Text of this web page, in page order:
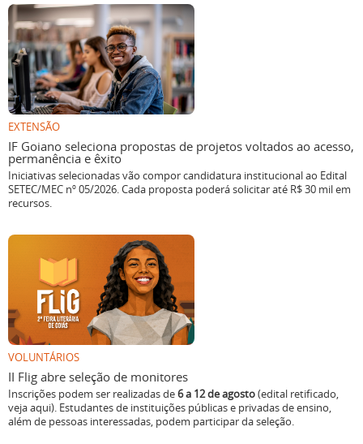
EXTENSÃO
IF Goiano seleciona propostas de projetos voltados ao acesso,
permanência e êxito
Iniciativas selecionadas vão compor candidatura institucional ao Edital
SETEC/MEC nº 05/2026. Cada proposta poderá solicitar até R$ 30 mil em
recursos.
VOLUNTÁRIOS
II Flig abre seleção de monitores
Inscrições podem ser realizadas de6 a 12 de agosto(edital retificado,
veja aqui). Estudantes de instituições públicas e privadas de ensino,
além de pessoas interessadas, podem participar da seleção.